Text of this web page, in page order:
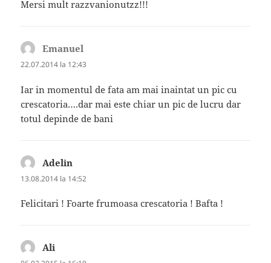
Mersi mult razzvanionutzz!!!
Emanuel
22.07.2014 la 12:43
Iar in momentul de fata am mai inaintat un pic cu
crescatoria….dar mai este chiar un pic de lucru dar
totul depinde de bani
Adelin
13.08.2014 la 14:52
Felicitari ! Foarte frumoasa crescatoria ! Bafta !
Ali